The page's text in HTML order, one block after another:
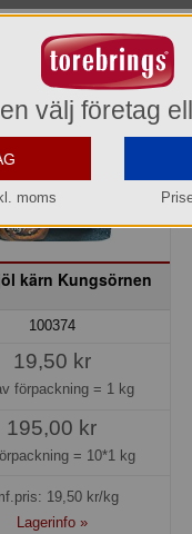
kärn Kungsörnen
100374
19,50 kr
förpackning = 1 kg
195,00 kr
= 10*1 kg
19,50kr/kg
Lagerinfo »
välj företag
moms